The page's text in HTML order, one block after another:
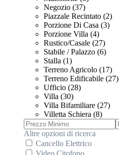
Negozio (37)
Piazzale Recintato (2)
Porzione Di Casa (3)
Porzione Villa (4)
Rustico/Casale (27)
Stabile / Palazzo (6)
Stalla (1)
Terreno Agricolo (17)
Terreno Edificabile (27)
Ufficio (28)
Villa (30)
Villa Bifamiliare (27)
Villetta Schiera (8)
Altre opzioni di ricerca
Cancello Elettrico
Video Citofono